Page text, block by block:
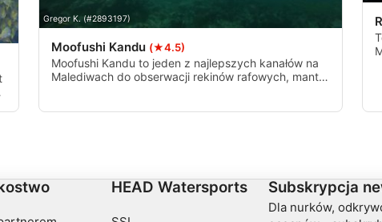
Gregor K. (#2893197)
Moofushi Kandu (★4.5)
Moofushi Kandu to jeden z najlepszych kanałów na
Malediwach do obserwacji rekinów rafowych, mant,
HEAD Watersports Subskrypcja
Dla nurków,